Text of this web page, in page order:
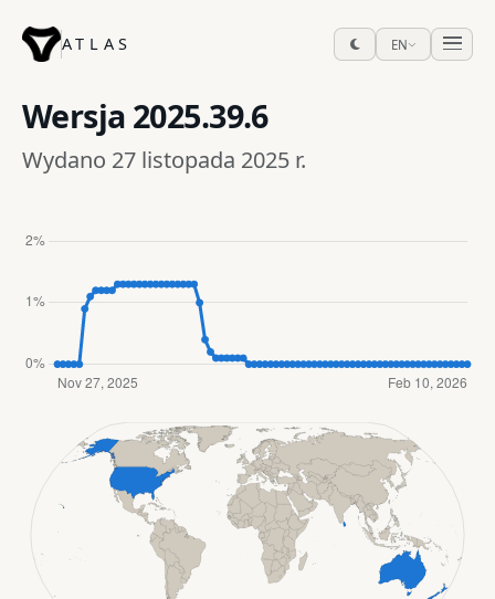
ATLAS EN
Wersja 2025.39.6
Wydano 27 listopada 2025 r.